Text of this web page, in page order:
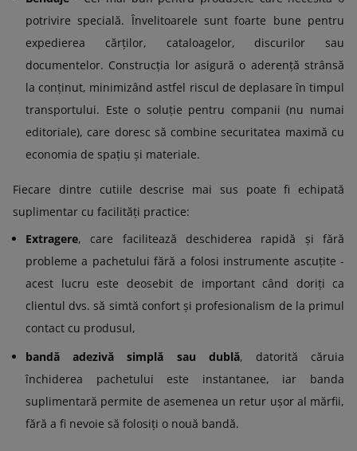
potrivire specială. Învelitoarele sunt foarte bune pentru
expedierea cărților, cataloagelor, discurilor sau
documentelor. Construcția lor asigură o aderență strânsă
la conținut, minimizând astfel riscul de deplasare în timpul
transportului. Este o soluție pentru companii (nu numai
editoriale), care doresc să combine securitatea maximă cu
economia de spațiu și materiale.
Fiecare dintre cutiile descrise mai sus poate fi echipată
suplimentar cu facilități practice:
Extragere, care facilitează deschiderea rapidă și fără
probleme a pachetului fără a folosi instrumente ascuțite -
acest lucru este deosebit de important când doriți ca
clientul dvs. să simtă confort și profesionalism de la primul
contact cu produsul,
bandă adezivă simplă sau dublă, datorită căruia
închiderea pachetului este instantanee, iar banda
suplimentară permite de asemenea un retur ușor al mărfii,
fără a fi nevoie să folosiți o nouă bandă.